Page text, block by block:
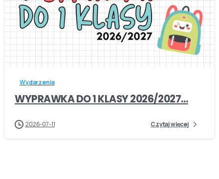
-
Wydarzenia
WYPRAWKA DO 1 KLASY 2026/2027…
2026-07-11 Czytaj więcej